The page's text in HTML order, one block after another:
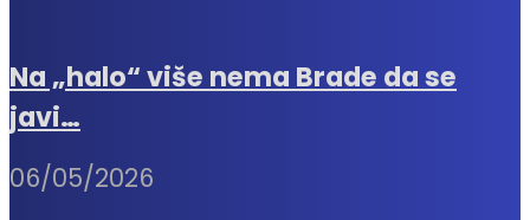
Na „halo“ više nema Brade da se
javi…
06/05/2026